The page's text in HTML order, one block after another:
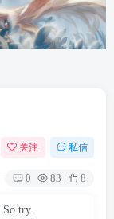
关注 私信
0 83 8
So try.